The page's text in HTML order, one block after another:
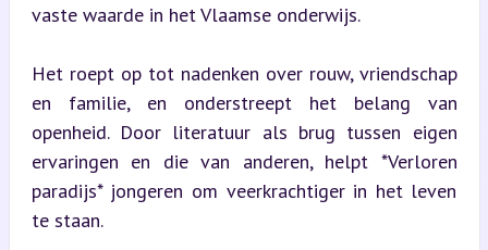
vaste waarde in het Vlaamse onderwijs.
Het roept op tot nadenken over rouw, vriendschap
en familie, en onderstreept het belang van
openheid. Door literatuur als brug tussen eigen
ervaringen en die van anderen, helpt *Verloren
paradijs* jongeren om veerkrachtiger in het leven
te staan.